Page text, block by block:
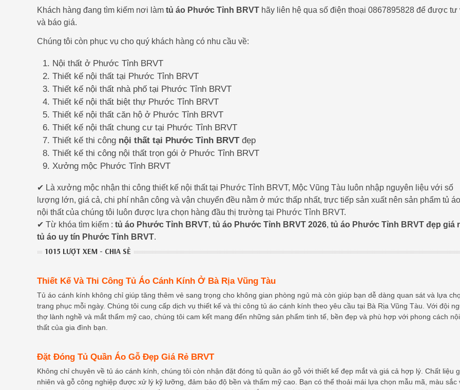
Khách hàng đang tìm kiếm nơi làm tủ áo Phước Tỉnh BRVT hãy liên hệ qua số điện thoại 0867895828 để được tư
và báo giá.
Chúng tôi còn phục vụ cho quý khách hàng có nhu cầu về:
Nội thất ở Phước Tỉnh BRVT
Thiết kế nội thất tại Phước Tỉnh BRVT
Thiết kế nội thất nhà phố tại Phước Tỉnh BRVT
Thiết kế nội thất biệt thự Phước Tỉnh BRVT
Thiết kế nội thất căn hộ ở Phước Tỉnh BRVT
Thiết kế nội thất chung cư tại Phước Tỉnh BRVT
Thiết kế thi công nội thất tại Phước Tỉnh BRVTđẹp
Thiết kế thi công nội thất trọn gói ở Phước Tỉnh BRVT
Xưởng mộc Phước Tỉnh BRVT
✔ Là xưởng mộc nhận thi công thiết kế nội thất tại Phước Tỉnh BRVT, Mộc Vũng Tàu luôn nhập nguyên liệu với số
lượng lớn, giá cả, chi phí nhân công và vận chuyển đều nằm ở mức thấp nhất, trực tiếp sản xuất nên sản phẩm tủ
nội thất của chúng tôi luôn được lựa chọn hàng đầu thị trường tại Phước Tỉnh BRVT.
✔ Từ khóa tìm kiếm : tủ áo Phước Tỉnh BRVT, tủ áo Phước Tỉnh BRVT 2026, tủ áo Phước Tỉnh BRVT đẹp giá
tủ áo uy tín Phước Tỉnh BRVT.
1015 LƯỢT XEM - CHIA SẺ
Thiết Kế Và Thi Công Tủ Áo Cánh Kính Ở Bà Rịa Vũng Tàu
Tủ áo cánh kính không chỉ giúp tăng thêm vẻ sang trọng cho không gian phòng ngủ mà còn giúp bạn dễ dàng quan sát và lựa
trang phục mỗi ngày. Chúng tôi cung cấp dịch vụ thiết kế và thi công tủ áo cánh kính theo yêu cầu tại Bà Rịa Vũng Tàu. Với đội
thợ lành nghề và mắt thẩm mỹ cao, chúng tôi cam kết mang đến những sản phẩm tinh tế, bền đẹp và phù hợp với phong cách nội
thất của gia đình bạn.
Đặt Đóng Tủ Quần Áo Gỗ Đẹp Giá Rẻ BRVT
Không chỉ chuyên về tủ áo cánh kính, chúng tôi còn nhận đặt đóng tủ quần áo gỗ với thiết kế đẹp mắt và giá cả hợp lý. Chất liệu
nhiên và gỗ công nghiệp được xử lý kỹ lưỡng, đảm bảo độ bền và thẩm mỹ cao. Bạn có thể thoải mái lựa chọn mẫu mã, màu sắc